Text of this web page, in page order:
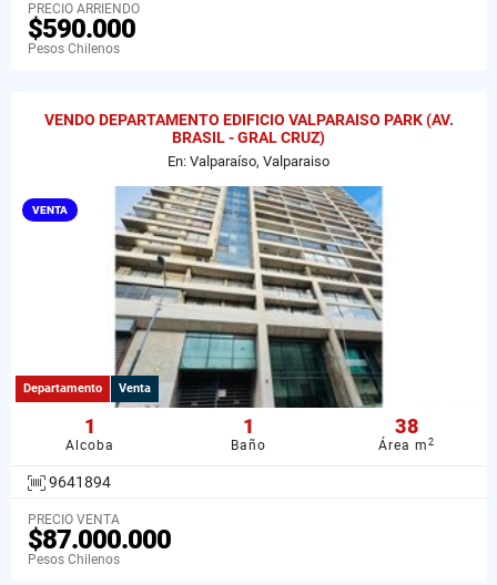
PRECIO ARRIENDO
$590.000
Pesos Chilenos
VENDO DEPARTAMENTO EDIFICIO VALPARAISO PARK (AV.
BRASIL - GRAL CRUZ)
En: Valparaíso, Valparaiso
VENTA
Departamento Venta
1
Alcoba
1
Baño
38
Área m2
9641894
PRECIO VENTA
$87.000.000
Pesos Chilenos